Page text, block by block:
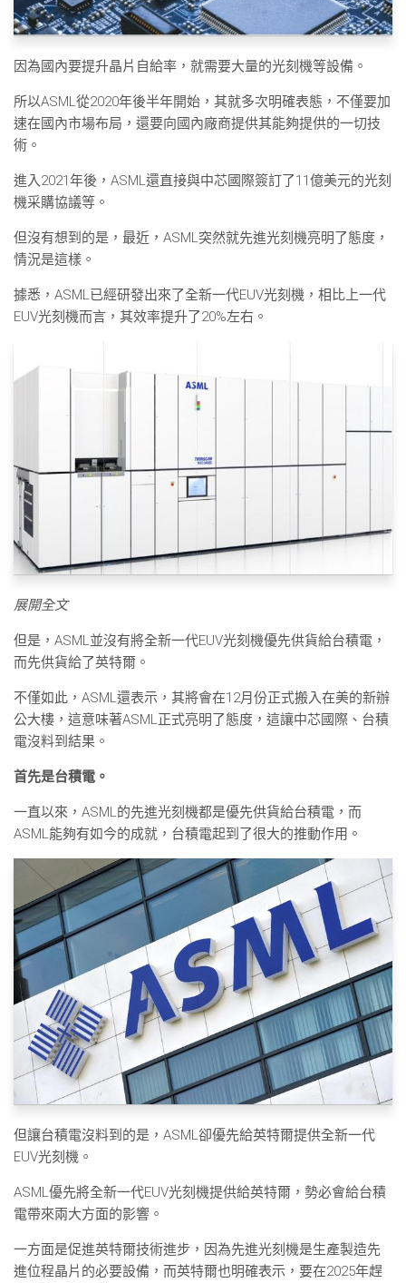
因為國內要提升晶片自給率，就需要大量的光刻機等設備。
所以ASML從2020年後半年開始，其就多次明確表態，不僅要加
速在國內市場布局，還要向國內廠商提供其能夠提供的一切技
術。
進入2021年後，ASML還直接與中芯國際簽訂了11億美元的光刻
機采購協議等。
但沒有想到的是，最近，ASML突然就先進光刻機亮明了態度，
情況是這樣。
據悉，ASML已經研發出來了全新一代EUV光刻機，相比上一代
EUV光刻機而言，其效率提升了20%左右。
展開全文
但是，ASML並沒有將全新一代EUV光刻機優先供貨給台積電，
而先供貨給了英特爾。
不僅如此，ASML還表示，其將會在12月份正式搬入在美的新辦
公大樓，這意味著ASML正式亮明了態度，這讓中芯國際、台積
電沒料到結果。
首先是台積電。
一直以來，ASML的先進光刻機都是優先供貨給台積電，而
ASML能夠有如今的成就，台積電起到了很大的推動作用。
但讓台積電沒料到的是，ASML卻優先給英特爾提供全新一代
EUV光刻機。
ASML優先將全新一代EUV光刻機提供給英特爾，勢必會給台積
電帶來兩大方面的影響。
一方面是促進英特爾技術進步，因為先進光刻機是生產製造先
進位程晶片的必要設備，而英特爾也明確表示，要在2025年趕